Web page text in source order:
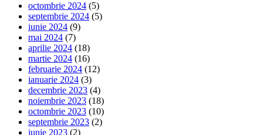
octombrie 2024 (5)
septembrie 2024 (5)
iunie 2024 (9)
mai 2024 (7)
aprilie 2024 (18)
martie 2024 (16)
februarie 2024 (12)
ianuarie 2024 (3)
decembrie 2023 (4)
noiembrie 2023 (18)
octombrie 2023 (10)
septembrie 2023 (2)
iunie 2023 (2)